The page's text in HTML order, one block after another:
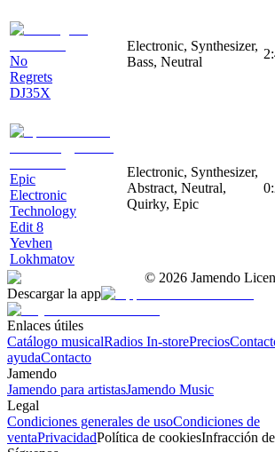
No
Regrets
DJ35X
Electronic, Synthesizer,
Bass, Neutral
Epic
Electronic
Technology
Edit 8
Yevhen
Lokhmatov
Electronic, Synthesizer,
Abstract, Neutral,
Quirky, Epic
© 2026 Jamendo
Descargar la app
Enlaces útiles
Catálogo musicalRadios In-storePrecios
ayudaContacto
Jamendo
Jamendo para artistasJamendo Music
Legal
Condiciones generales de usoCondiciones de
ventaPrivacidadPolítica de cookiesInfracción